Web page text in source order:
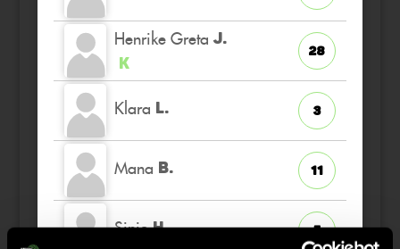
Henrike Greta J.
K
28
Klara L. 3
Mana B. 11
Sinje H. 5